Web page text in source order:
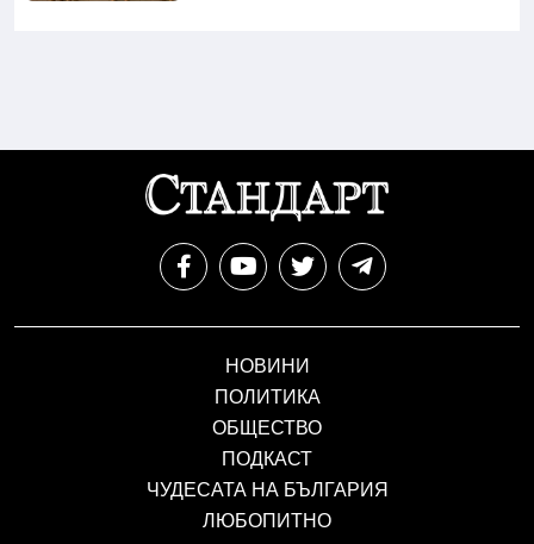
НОВИНИ
ПОЛИТИКА
ОБЩЕСТВО
ПОДКАСТ
ЧУДЕСАТА НА БЪЛГАРИЯ
ЛЮБОПИТНО